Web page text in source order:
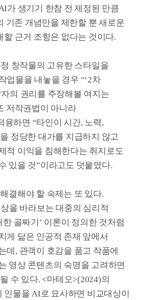
감독 역시 올 연말 공개
다. 옴니버스 형식의 그리스
있는 서양화 이미지를
감독은 “생성형 AI는 물리
기존에 없는 세상을 만드는
기법이나 애니메이션
운 작품을 만들 수 있는
에 “그리스 로마 신화를
소재를 활용해 외국인
콘텐츠를 만들 수 있게
박재수 대표는 현재
을 준비 중이다. 한반도에서
다는 설정으로 전면전이
발 신 등이 등장하는데, 이를
AI 기술로 제작할 계획이다.
10분의 1로 CG 분량을 전부
“비용과 시간이 대폭 절감될
대응은 개별 창작자나